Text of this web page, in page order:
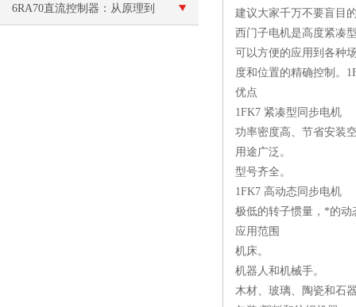
F60042故障处理修复解决
6RA70直流控制器：从原理到
建议大家千万不要盲目
西门子电机是高度紧凑
可以方便的应用到各种
度和位置的精确控制。
优点
1FK7 紧凑型同步电机
功率密度高、节省安装
用途广泛。
型号齐全。
1FK7 高动态同步电机
极低的转子惯量，*的动
应用范围
机床。
机器人和机械手。
木材、玻璃、陶瓷和石